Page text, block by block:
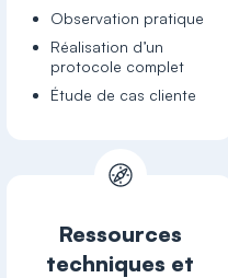
Observation pratique
Réalisation d’un
protocole complet
Étude de cas cliente
Ressources
techniques et